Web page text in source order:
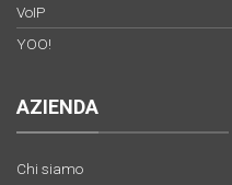
VoIP
YOO!
AZIENDA
Chi siamo